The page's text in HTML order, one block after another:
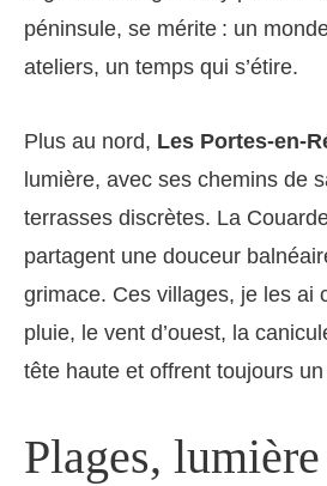
péninsule, se mérite : un
ateliers, un temps qui s’étire.
Plus au nord, Les Portes-en-
lumière, avec ses chemins de
terrasses discrètes. La
partagent une douceur
grimace. Ces villages, je les ai
pluie, le vent d’ouest, la
tête haute et offrent toujours un
Plages,